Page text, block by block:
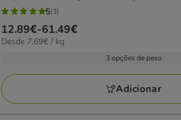
5
estrelas
com
avaliações
5(3)
Preço
de
61.49€
12.89€-61.49€
7.69€
Desde 7.69€ / kg
3 opções de peso
Adicionar